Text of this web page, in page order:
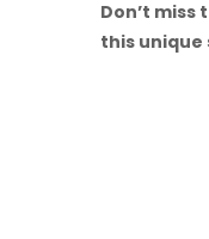
Don’t
this unique